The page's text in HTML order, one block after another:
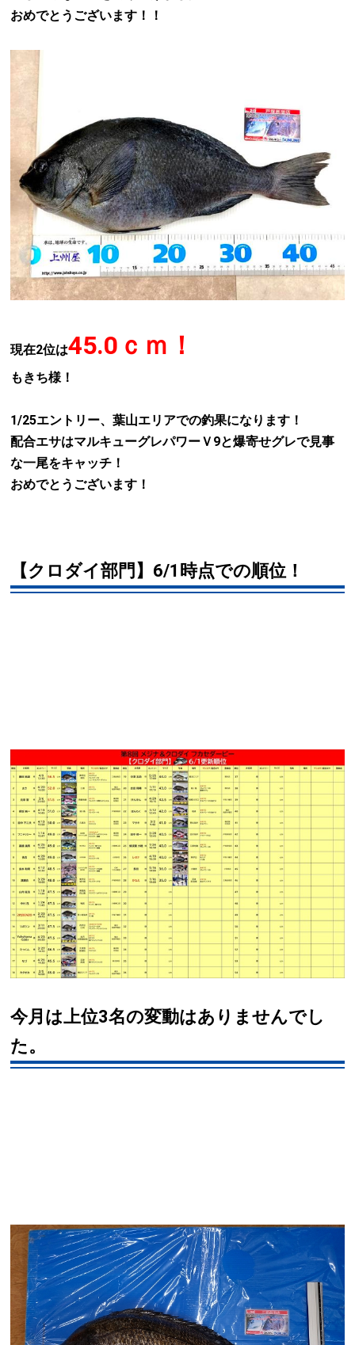
おめでとうございます！！
現在2位は45.0ｃｍ！
もきち様！
1/25エントリー、葉山エリアでの釣果になります！
配合エサはマルキューグレパワーＶ9と爆寄せグレで見事
な一尾をキャッチ！
おめでとうございます！
【クロダイ部門】6/1時点での順位！
今月は上位3名の変動はありませんでし
た。